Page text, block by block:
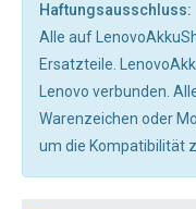
Haftungsausschluss:
Alle auf
Ersatzteile.
Lenovo verbunden.
Warenzeichen oder
um die Kompatibilität